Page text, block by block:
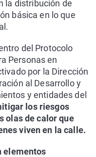
la distribución de
básica en lo que
del Protocolo
Personas en
por la Dirección
al Desarrollo y
y entidades del
los riesgos
olas de calor que
viven en la calle.
elementos